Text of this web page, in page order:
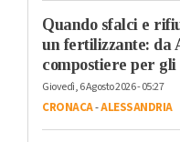
Quando sfalci e
un fertilizzante: da
compostiere per
Giovedì, 6 Agosto 2026 - 05:27
CRONACA-ALESSANDRIA